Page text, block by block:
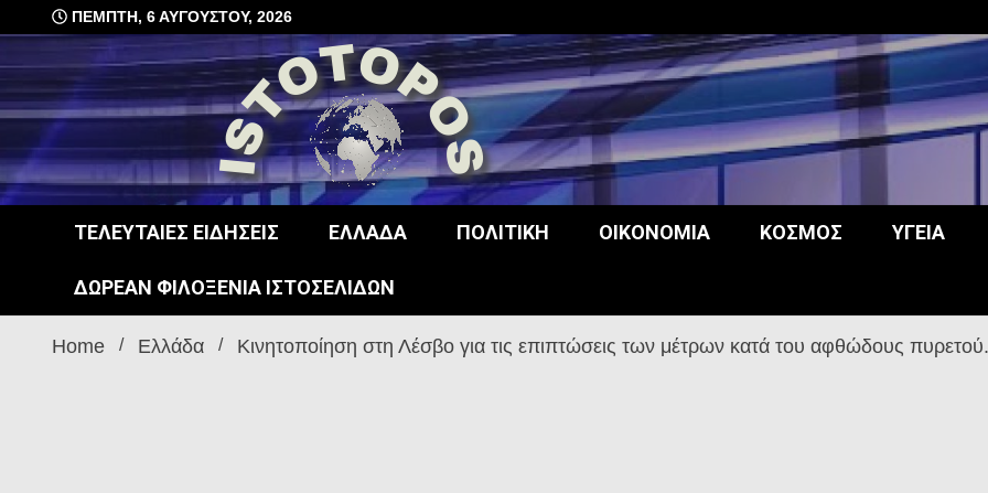
to
content
ΠΈΜΠΤΗ, 6 ΑΥΓΟΎΣΤΟΥ, 2026
istotopos
δωρεάν φιλοξενία ιστοσελίδων , ειδήσεις
ΤΕΛΕΥΤΑΊΕΣ ΕΙΔΉΣΕΙΣ ΕΛΛΆΔΑ ΠΟΛΙΤΙΚΉ ΟΙΚΟΝΟΜΊΑ ΚΌΣΜΟΣ ΥΓΕΊΑ
ΔΩΡΕΆΝ ΦΙΛΟΞΕΝΊΑ ΙΣΤΟΣΕΛΊΔΩΝ
Home Ελλάδα Κινητοποίηση στη Λέσβο για τις επιπτώσεις των μέτρων κατά του αφθώδους πυρετού.